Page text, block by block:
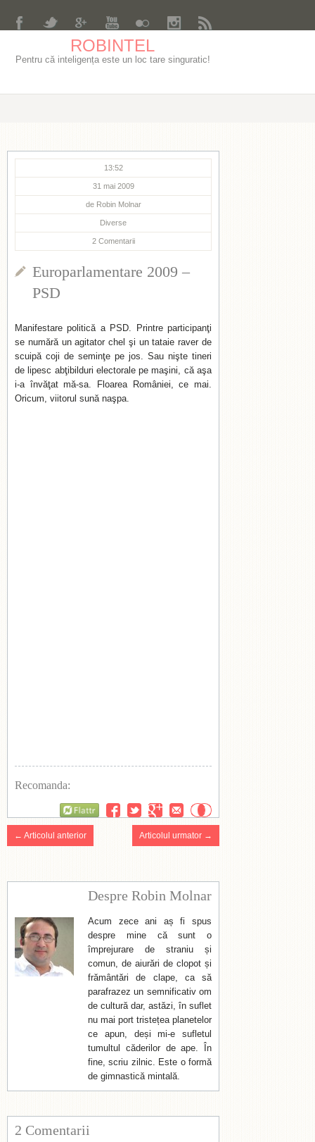
ROBINTEL
Pentru că inteligența este un loc tare singuratic!
13:52
31 mai 2009
de Robin Molnar
Diverse
2 Comentarii
Europarlamentare 2009 –
PSD
Manifestare politică a PSD. Printre participanţi
se numără un agitator chel şi un tataie raver de
scuipă coji de seminţe pe jos. Sau nişte tineri
de lipesc abţibilduri electorale pe maşini, că aşa
i-a învăţat mă-sa. Floarea României, ce mai.
Oricum, viitorul sună naşpa.
Recomanda:
← Articolul anterior Articolul urmator →
Despre Robin Molnar
Acum zece ani aș fi spus
despre mine că sunt o
împrejurare de straniu și
comun, de aiurări de clopot și
frământări de clape, ca să
parafrazez un semnificativ om
de cultură dar, astăzi, în suflet
nu mai port tristețea planetelor
ce apun, deși mi-e sufletul
tumultul căderilor de ape. În
fine, scriu zilnic. Este o formă
de gimnastică mintală.
2 Comentarii